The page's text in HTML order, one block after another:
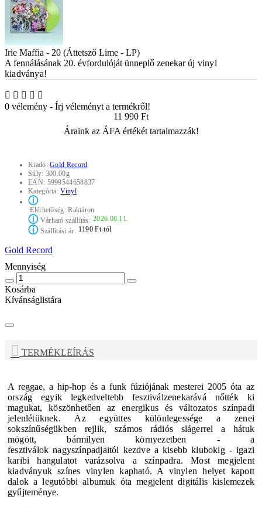
Irie Maffia - 20 (Áttetsző Lime - LP)
A fennálásának 20. évfordulóját ünneplő zenekarúj vinyl
kiadványa!
0 vélemény - Írj véleményt a termékről!
11 990 Ft
Áraink az ÁFA értékét tartalmazzák!
Kiadó:Gold Record
Súly: 300.00g
EAN: 5999544658837
Kategória:Vinyl
ⓘ
Elérhetőség:Raktáron
ⓘVárható szállítás: 2026.08.11.
ⓘSzállítási ár: 1190 Ft-tól
Gold Record
Mennyiség
Kosárba
Kívánságlistára
TERMÉKLEÍRÁS
A reggae, a hip-hop és a funk fúziójának mesterei 2005 óta az
ország egyik legkedveltebb fesztiválzenekarává nőtték ki
magukat, köszönhetően az energikus és változatos színpadi
jelenlétüknek. Az együttes különlegessége a zenei
sokszínűségükben rejlik, számos rádiós slágerrel a hátuk
mögött,bármilyen környezetben - a
fesztiváloknagyszínpadjaitól kezdve a kisebb klubokig - igazi
karibihangulatot varázsolva a színpadra. Most megjelent
kiadványuk színes vinylen kapható. A vinylen helyet kapott
dalok a legutóbbi albumuk óta megjelent digitális kislemezek
gyűjteménye.